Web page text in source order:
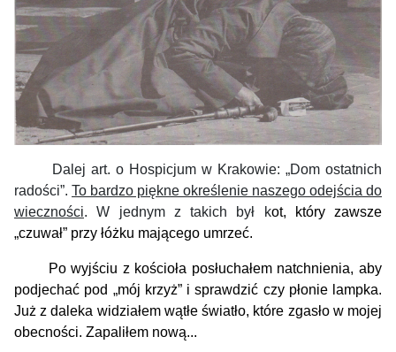
Dalej art. o Hospicjum w Krakowie: „Dom ostatnich
radości”. To bardzo piękne określenie naszego odejścia do
wieczności. W jednym z takich był kot,
który zawsze
„czuwał” przy łóżku mającego umrzeć.
Po wyjściu z kościoła posłuchałem natchnienia, aby
podjechać pod „mój krzyż” i sprawdzić czy płonie lampka.
Już z daleka widziałem wątłe światło, które zgasłow mojej
obecności. Zapaliłem nową...